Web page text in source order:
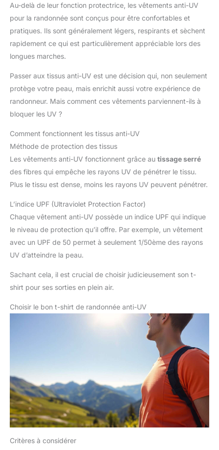
Au-delà de leur fonction protectrice, les vêtements anti-UV
pour la randonnée sont conçus pour être confortables et
pratiques. Ils sont généralement légers, respirants et sèchent
rapidement ce qui est particulièrement appréciable lors des
longues marches.
Passer aux tissus anti-UV est une décision qui, non seulement
protège votre peau, mais enrichit aussi votre expérience de
randonneur. Mais comment ces vêtements parviennent-ils à
bloquer les UV ?
Comment fonctionnent les tissus anti-UV
Méthode de protection des tissus
Les vêtements anti-UV fonctionnent grâce au tissage serré
des fibres qui empêche les rayons UV de pénétrer le tissu.
Plus le tissu est dense, moins les rayons UV peuvent pénétrer.
L’indice UPF (Ultraviolet Protection Factor)
Chaque vêtement anti-UV possède un indice UPF qui indique
le niveau de protection qu’il offre. Par exemple, un vêtement
avec un UPF de 50 permet à seulement 1/50ème des rayons
UV d’atteindre la peau.
Sachant cela, il est crucial de choisir judicieusement son t-
shirt pour ses sorties en plein air.
Choisir le bon t-shirt de randonnée anti-UV
Critères à considérer